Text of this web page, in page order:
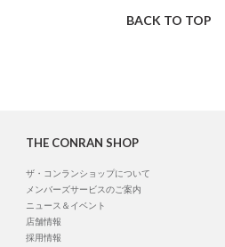
BACK TO TOP
THE CONRAN SHOP
ザ・コンランショップについて
メンバーズサービスのご案内
ニュース＆イベント
店舗情報
採用情報